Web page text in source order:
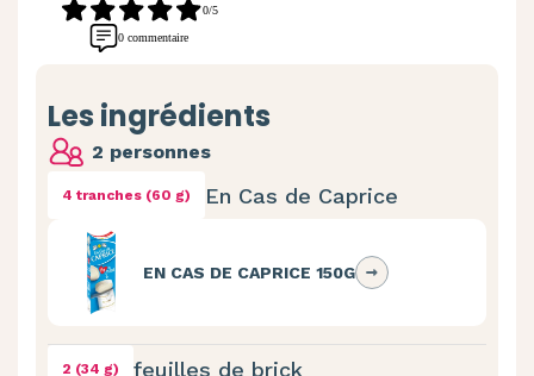
0/5
0 commentaire
Les ingrédients
2 personnes
4 tranches (60 g) En Cas de Caprice
EN CAS DE CAPRICE 150G
2 (34 g) feuilles de brick